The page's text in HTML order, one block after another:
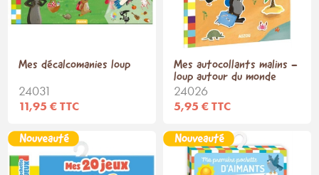
Mes décalcomanies loup
24031
11,95 € TTC
Mes autocollants malins -
loup autour du monde
24026
5,95 € TTC